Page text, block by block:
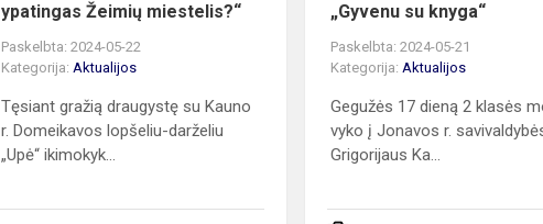
ypatingas Žeimių miestelis?“
Paskelbta: 2024-05-22
Kategorija:Aktualijos
Tęsiant gražią draugystę su Kauno
r. Domeikavos lopšeliu-darželiu
„Upė“ ikimokyk...
„Gyvenu su knyga“
Paskelbta: 2024-05-21
Kategorija:Aktualijos
Gegužės 17 dieną 2 klasės
vyko į Jonavos r.
Grigorijaus Ka...